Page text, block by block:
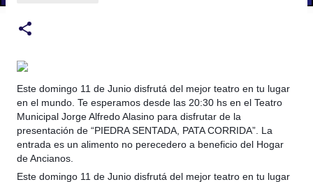
Este domingo 11 de Junio disfrutá del mejor teatro en tu lugar
en el mundo. Te esperamos desde las 20:30 hs en el Teatro
Municipal Jorge Alfredo Alasino para disfrutar de la
presentación de “PIEDRA SENTADA, PATA CORRIDA”. La
entrada es un alimento no perecedero a beneficio del Hogar
de Ancianos.
Este domingo 11 de Junio disfrutá del mejor teatro en tu lugar